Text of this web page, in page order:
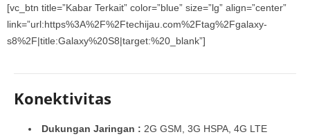
[vc_btn title=”Kabar Terkait” color=”blue” size=”lg” align=”center”
link=”url:https%3A%2F%2Ftechijau.com%2Ftag%2Fgalaxy-
s8%2F|title:Galaxy%20S8|target:%20_blank”]
Konektivitas
Dukungan Jaringan : 2G GSM, 3G HSPA, 4G LTE